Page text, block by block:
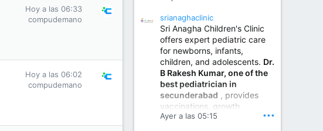
Hoy a las 06:33
compudemano
Hoy a las 06:02
compudemano
invasive and robotic
techniques.
Best Urologist in Vijayawada | Urology Specialist in Vijayawada
Dr. A. V. Krishna Kishore,
the Best Urologist...
www.drkrishnakishore.com
srianaghaclinic
Sri Anagha Children's Clinic
offers expert pediatric care
for newborns, infants,
children, and adolescents. Dr.
B Rakesh Kumar, one of the
best pediatrician in
secunderabad , provides
vaccinations, growth
monitoring, newborn care,
Ayer a las 05:15 •••